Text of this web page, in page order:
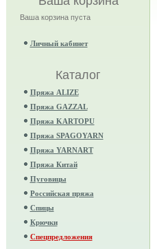
Ваша корзина пуста
Личный кабинет
Каталог
Пряжа ALIZE
Пряжа GAZZAL
Пряжа KARTOPU
Пряжа SPAGOYARN
Пряжа YARNART
Пряжа Китай
Пуговицы
Российская пряжа
Спицы
Крючки
Спецпредложения